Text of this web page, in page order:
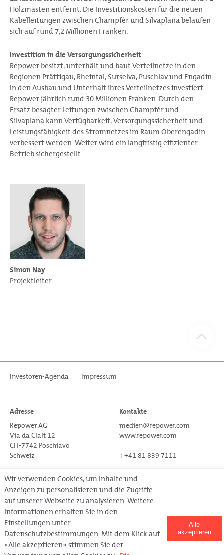
Holzmasten entfernt. Die Investitionskosten für die neuen
Kabelleitungen zwischen Champfèr und Silvaplana belaufen
sich auf rund 7,2 Millionen Franken.
Investition in die Versorgungssicherheit
Repower besitzt, unterhält und baut Verteilnetze in den
Regionen Prättigau, Rheintal, Surselva, Puschlav und Engadin.
In den Ausbau und Unterhalt ihres Verteilnetzes investiert
Repower jährlich rund 30 Millionen Franken. Durch den
Ersatz besagter Leitungen zwischen Champfèr und
Silvaplana kann Verfügbarkeit, Versorgungssicherheit und
Leistungsfähigkeit des Stromnetzes im Raum Oberengadin
verbessert werden. Weiter wird ein langfristig effizienter
Betrieb sichergestellt.
Simon Nay
Projektleiter
Investoren-Agenda Impressum
Adresse
Repower AG
Via da Clalt 12
CH-7742 Poschiavo
Schweiz
Kontakte
medien@repower.com
www.repower.com
T +41 81 839 7111
Folgen Sie uns auf Social Media
Copyright © Repower 2020. All rights reserved.
Wir verwenden Cookies, um Inhalte und
Anzeigen zu personalisieren und die Zugriffe
auf unserer Webseite zu analysieren. Weitere
Informationen erhalten Sie in den
Einstellungen unter
Datenschutzbestimmungen. Mit dem Klick auf
«Alle akzeptieren» stimmen Sie der
Alle
akzeptieren